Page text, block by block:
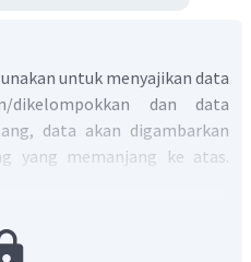
untuk menyajikan data
dikelompokkan dan data
data akan digambarkan
yang memanjang ke atas.